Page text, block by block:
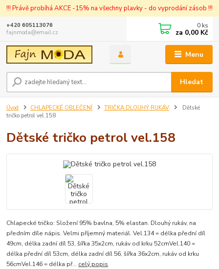
!!! Právě probíhá AKCE -15% na všechny plavky - do vyprodání zásob !!!
Menu
Hledat
+420 605113076
fajnmoda@email.cz
0 ks
za 0,00 Kč
Úvod CHLAPECKÉ OBLEČENÍ TRIČKA DLOUHÝ RUKÁV
Dětské
tričko petrol vel.158
Dětské tričko petrol vel.158
Chlapecké tričko: Složení 95% bavlna, 5% elastan. Dlouhý rukáv, na
předním díle nápis. Velmi příjemný materiál. Vel.134 = délka přední díl
49cm, délka zadní díl 53, šířka 35x2cm, rukáv od krku 52cmVel.140 =
délka přední díl 53cm, délka zadní díl 56, šířka 36x2cm, rukáv od krku
56cmVel.146 = délka př... celý popis